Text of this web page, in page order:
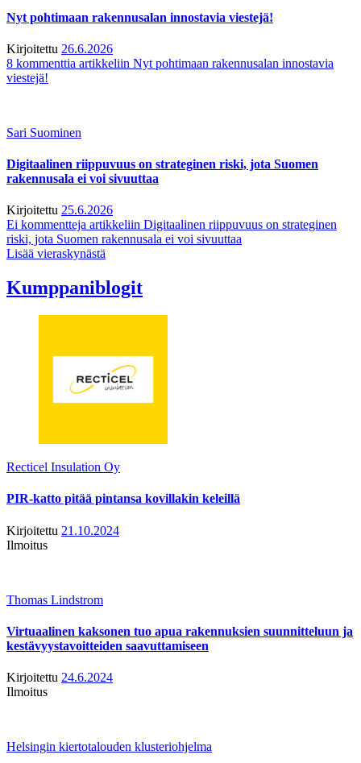
Nyt pohtimaan rakennusalan innostavia viestejä!
Kirjoitettu 26.6.2026
8 kommenttia artikkeliin Nyt pohtimaan rakennusalan innostavia
viestejä!
Sari Suominen
Digitaalinen riippuvuus on strateginen riski, jota Suomen
rakennusala ei voi sivuuttaa
Kirjoitettu 25.6.2026
Ei kommentteja artikkeliin Digitaalinen riippuvuus on strateginen
riski, jota Suomen rakennusala ei voi sivuuttaa
Lisää vieraskynästä
Kumppaniblogit
Recticel Insulation Oy
PIR-katto pitää pintansa kovillakin keleillä
Kirjoitettu 21.10.2024
Ilmoitus
Thomas Lindstrom
Virtuaalinen kaksonen tuo apua rakennuksien suunnitteluun ja
kestävyystavoitteiden saavuttamiseen
Kirjoitettu 24.6.2024
Ilmoitus
Helsingin kiertotalouden klusteriohjelma